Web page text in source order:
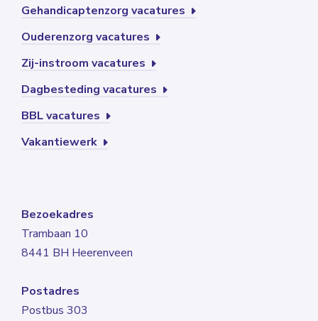
Gehandicaptenzorg vacatures
Ouderenzorg vacatures
Zij-instroom vacatures
Dagbesteding vacatures
BBL vacatures
Vakantiewerk
Bezoekadres
Trambaan 10
8441 BH Heerenveen
Postadres
Postbus 303